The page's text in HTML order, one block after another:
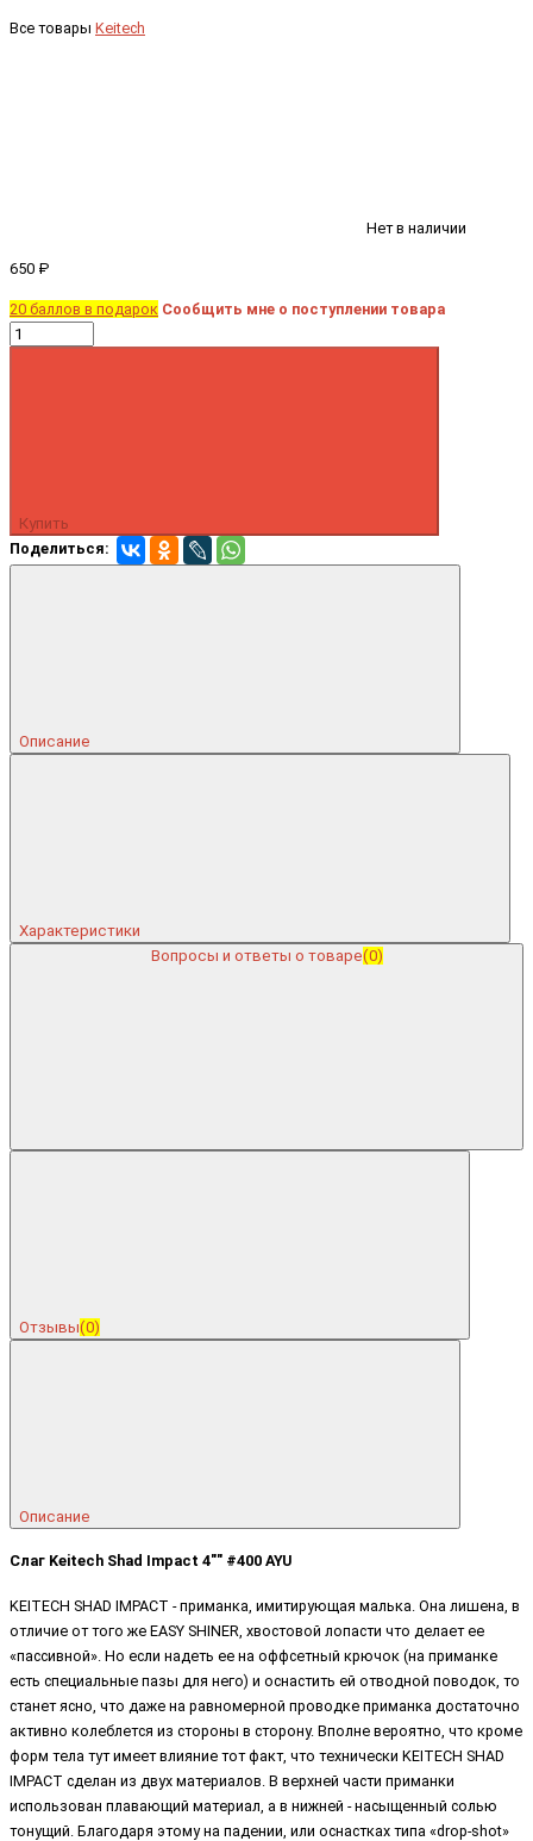
Все товары Keitech
Нет в наличии
650 ₽
20 баллов в подарок Сообщить мне о поступлении товара
Купить
Поделиться:
Описание
Характеристики
Вопросы и ответы о товаре(0)
Отзывы(0)
Описание
Слаг Keitech Shad Impact 4"" #400 AYU
KEITECH SHAD IMPACT - приманка, имитирующая малька. Она лишена, в
отличие от того же EASY SHINER, хвостовой лопасти что делает ее
«пассивной». Но если надеть ее на оффсетный крючок (на приманке
есть специальные пазы для него) и оснастить ей отводной поводок, то
станет ясно, что даже на равномерной проводке приманка достаточно
активно колеблется из стороны в сторону. Вполне вероятно, что кроме
форм тела тут имеет влияние тот факт, что технически KEITECH SHAD
IMPACT сделан из двух материалов. В верхней части приманки
использован плавающий материал, а в нижней - насыщенный солью
тонущий. Благодаря этому на падении, или оснастках типа «drop-shot»